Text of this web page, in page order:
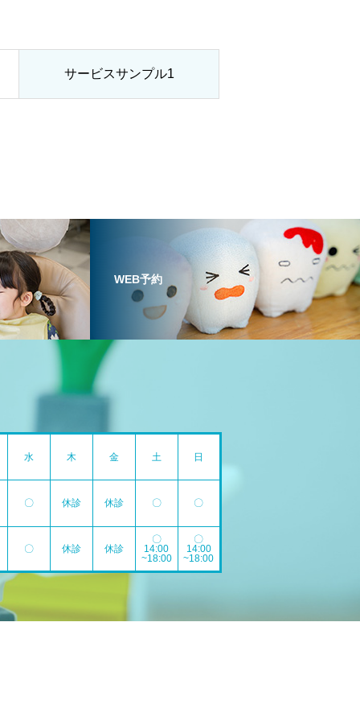
サービスサンプル1
WEB予約
水 木 金 土 日
〇 休診 休診 〇 〇
〇 休診 休診
〇
14:00
~18:00
〇
14:00
~18:00